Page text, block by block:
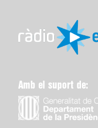
Amb el suport de: